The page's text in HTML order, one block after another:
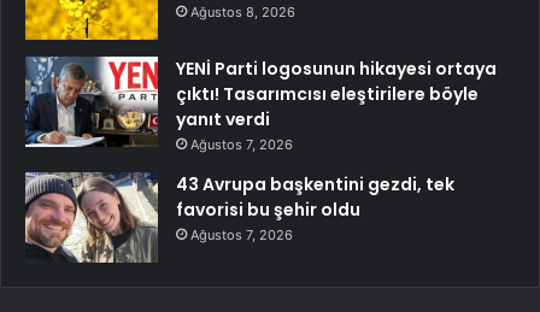
Ağustos 8, 2026
YENİ Parti logosunun hikayesi ortaya
çıktı! Tasarımcısı eleştirilere böyle
yanıt verdi
Ağustos 7, 2026
43 Avrupa başkentini gezdi, tek
favorisi bu şehir oldu
Ağustos 7, 2026